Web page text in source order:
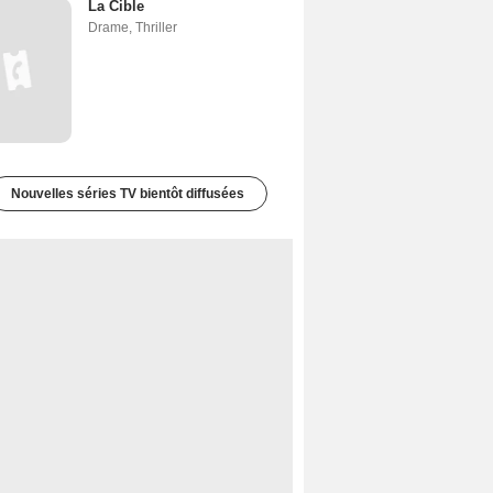
La Cible
Drame Thriller
Nouvelles séries TV bientôt diffusées